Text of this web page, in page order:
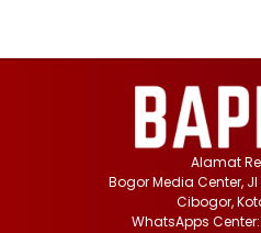
Alamat
Bogor Media Center,
Cibogor,
WhatsApps